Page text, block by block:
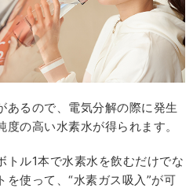
あるので、電気分解の際に発生
の高い水素水が得られます。
トル1本で水素水を飲むだけでな
を使って、“水素ガス吸入”が可